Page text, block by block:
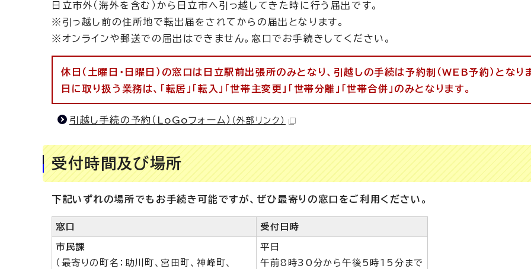
日立市外（海外を含む）から日立市へ引っ越してきた時に行う届出です。
※引っ越し前の住所地で転出届をされてからの届出となります。
※オンラインや郵送での届出はできません。窓口でお手続きしてください。
休日（土曜日・日曜日）の窓口は日立駅前出張所のみとなり、引越しの手続は予約制（WEB予約）となり
日に取り扱う業務は、「転居」「転入」「世帯主変更」「世帯分離」「世帯合併」のみとなります。
引越し手続の予約（LoGoフォーム） （外部リンク）
受付時間及び場所
下記いずれの場所でもお手続き可能ですが、ぜひ最寄りの窓口をご利用ください。
窓口 受付日時
市民課
（最寄りの町名：助川町、宮田町、神峰町、
平日
午前8時30分から午後5時15分まで